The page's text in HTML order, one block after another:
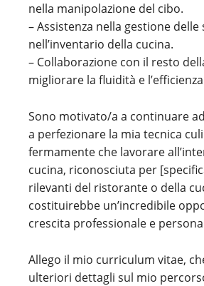
nella manipolazione del cibo.
– Assistenza nella gestione delle
nell’inventario della cucina.
– Collaborazione con il resto
migliorare la fluidità e
Sono motivato/a a continuare
a perfezionare la mia tecnica
fermamente che lavorare
cucina, riconosciuta per
rilevanti del ristorante o della
costituirebbe un’incredibile
crescita professionale e
Allego il mio curriculum vitae,
ulteriori dettagli sul mio